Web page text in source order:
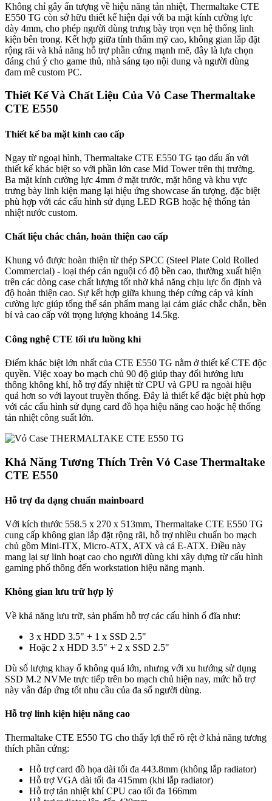
Không chỉ gây ấn tượng về hiệu năng tản nhiệt, Thermaltake CTE
E550 TG còn sở hữu thiết kế hiện đại với ba mặt kính cường lực
dày 4mm, cho phép người dùng trưng bày trọn vẹn hệ thống linh
kiện bên trong. Kết hợp giữa tính thẩm mỹ cao, không gian lắp đặt
rộng rãi và khả năng hỗ trợ phần cứng mạnh mẽ, đây là lựa chọn
đáng chú ý cho game thủ, nhà sáng tạo nội dung và người dùng
đam mê custom PC.
Thiết Kế Và Chất Liệu Của Vỏ Case Thermaltake
CTE E550
Thiết kế ba mặt kính cao cấp
Ngay từ ngoại hình, Thermaltake CTE E550 TG tạo dấu ấn với
thiết kế khác biệt so với phần lớn case Mid Tower trên thị trường.
Ba mặt kính cường lực 4mm ở mặt trước, mặt hông và khu vực
trưng bày linh kiện mang lại hiệu ứng showcase ấn tượng, đặc biệt
phù hợp với các cấu hình sử dụng LED RGB hoặc hệ thống tản
nhiệt nước custom.
Chất liệu chắc chắn, hoàn thiện cao cấp
Khung vỏ được hoàn thiện từ thép SPCC (Steel Plate Cold Rolled
Commercial) - loại thép cán nguội có độ bền cao, thường xuất hiện
trên các dòng case chất lượng tốt nhờ khả năng chịu lực ổn định và
độ hoàn thiện cao. Sự kết hợp giữa khung thép cứng cáp và kính
cường lực giúp tổng thể sản phẩm mang lại cảm giác chắc chắn, bền
bỉ và cao cấp với trọng lượng khoảng 14.5kg.
Công nghệ CTE tối ưu luồng khí
Điểm khác biệt lớn nhất của CTE E550 TG nằm ở thiết kế CTE độc
quyền. Việc xoay bo mạch chủ 90 độ giúp thay đổi hướng lưu
thông không khí, hỗ trợ đẩy nhiệt từ CPU và GPU ra ngoài hiệu
quả hơn so với layout truyền thống. Đây là thiết kế đặc biệt phù hợp
với các cấu hình sử dụng card đồ họa hiệu năng cao hoặc hệ thống
tản nhiệt công suất lớn.
Khả Năng Tương Thích Trên Vỏ Case Thermaltake
CTE E550
Hỗ trợ đa dạng chuẩn mainboard
Với kích thước 558.5 x 270 x 513mm, Thermaltake CTE E550 TG
cung cấp không gian lắp đặt rộng rãi, hỗ trợ nhiều chuẩn bo mạch
chủ gồm Mini-ITX, Micro-ATX, ATX và cả E-ATX. Điều này
mang lại sự linh hoạt cao cho người dùng khi xây dựng từ cấu hình
gaming phổ thông đến workstation hiệu năng mạnh.
Không gian lưu trữ hợp lý
Về khả năng lưu trữ, sản phẩm hỗ trợ các cấu hình ổ đĩa như:
3 x HDD 3.5" + 1 x SSD 2.5"
Hoặc 2 x HDD 3.5" + 2 x SSD 2.5"
Dù số lượng khay ổ không quá lớn, nhưng với xu hướng sử dụng
SSD M.2 NVMe trực tiếp trên bo mạch chủ hiện nay, mức hỗ trợ
này vẫn đáp ứng tốt nhu cầu của đa số người dùng.
Hỗ trợ linh kiện hiệu năng cao
Thermaltake CTE E550 TG cho thấy lợi thế rõ rệt ở khả năng tương
thích phần cứng:
Hỗ trợ card đồ họa dài tối đa 443.8mm (không lắp radiator)
Hỗ trợ VGA dài tối đa 415mm (khi lắp radiator)
Hỗ trợ tản nhiệt khí CPU cao tối đa 166mm